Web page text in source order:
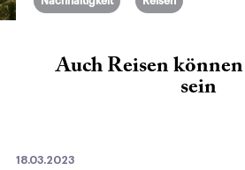
Auch Reisen
sein
18.03.2023